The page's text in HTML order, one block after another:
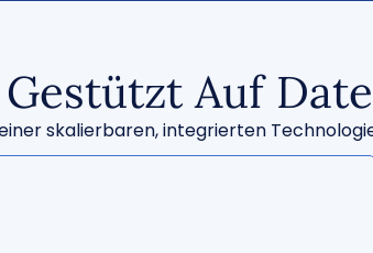
Auf
skalierbaren, integrierten